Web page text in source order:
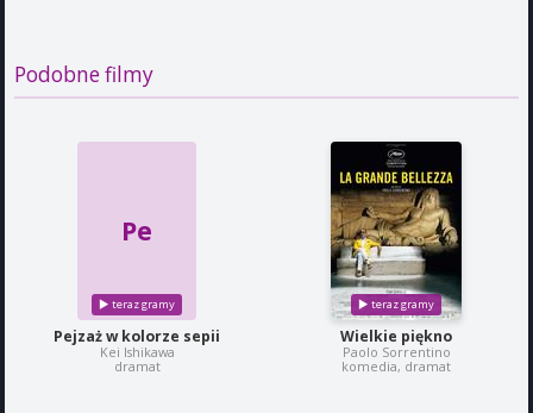
Podobne filmy
Pe
Pejzaż w kolorze sepii
Kei Ishikawa
dramat
Wielkie piękno
Paolo Sorrentino
komedia, dramat